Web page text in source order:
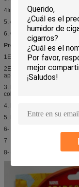
4Impresión y diseño.
5. cantidad;
6. Otros accesorios o
Proceso de producción:
1El cliente proporciona el
2Enviamos la prueba de la
aprobación;
3. El cliente aprueba las
colores, detalles...;
4. Hacemos muestras ((Si es
5. Las muestras fueron
6- Producción en masa;
7- Inspección interna o
8- el transporte marítimo;